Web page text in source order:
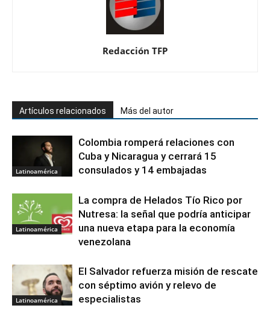
Redacción TFP
Artículos relacionados Más del autor
Latinoamérica
Colombia romperá relaciones con
Cuba y Nicaragua y cerrará 15
consulados y 14 embajadas
Latinoamérica
La compra de Helados Tío Rico por
Nutresa: la señal que podría anticipar
una nueva etapa para la economía
venezolana
Latinoamérica
El Salvador refuerza misión de rescate
con séptimo avión y relevo de
especialistas